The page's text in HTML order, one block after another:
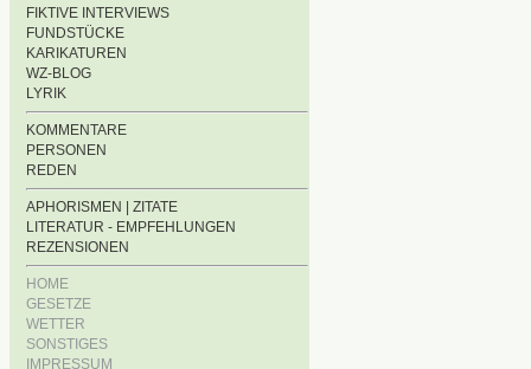
FIKTIVE INTERVIEWS
FUNDSTÜCKE
KARIKATUREN
WZ-BLOG
LYRIK
KOMMENTARE
PERSONEN
REDEN
APHORISMEN | ZITATE
LITERATUR - EMPFEHLUNGEN
REZENSIONEN
HOME
GESETZE
WETTER
SONSTIGES
IMPRESSUM